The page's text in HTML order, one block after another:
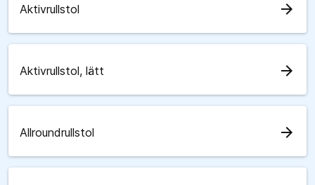
Aktivrullstol arrow_forward
Aktivrullstol, lätt arrow_forward
Allroundrullstol arrow_forward